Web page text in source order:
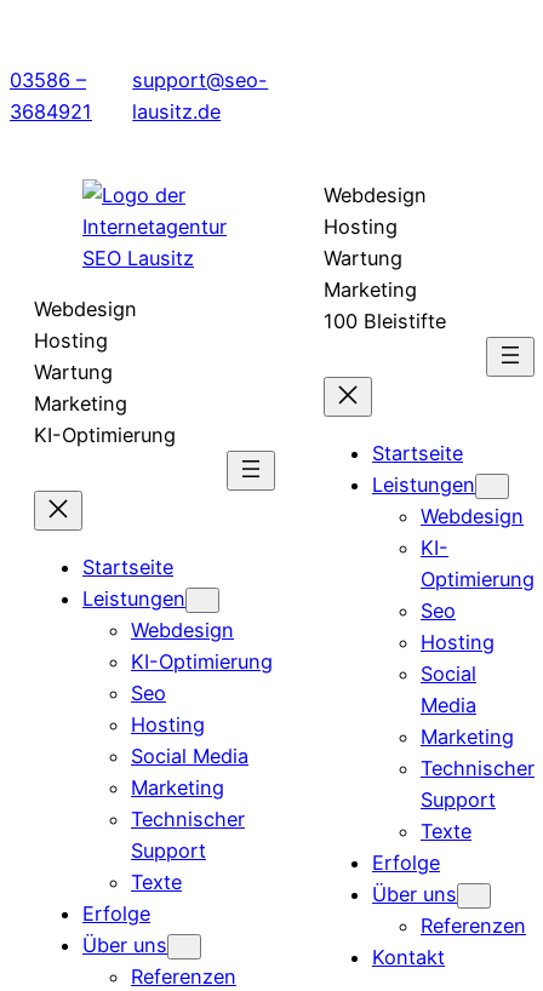
03586 –
3684921
support@seo-
lausitz.de
Webdesign
Hosting
Wartung
Marketing
KI-Optimierung
Startseite
Leistungen
Webdesign
KI-Optimierung
Seo
Hosting
Social Media
Marketing
Technischer
Support
Texte
Erfolge
Über uns
Referenzen
Webdesign
Hosting
Wartung
Marketing
100 Bleistifte
Startseite
Leistungen
Webdesign
KI-
Optimierung
Seo
Hosting
Social
Media
Marketing
Technischer
Support
Texte
Erfolge
Über uns
Referenzen
Kontakt